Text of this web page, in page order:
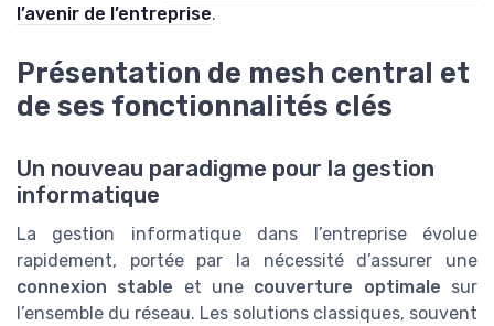
l’avenir de l’entreprise.
Présentation de mesh central et
de ses fonctionnalités clés
Un nouveau paradigme pour la gestion
informatique
La gestion informatique dans l’entreprise évolue
rapidement, portée par la nécessité d’assurer une
connexion stable et une couverture optimale sur
l’ensemble du réseau. Les solutions classiques, souvent